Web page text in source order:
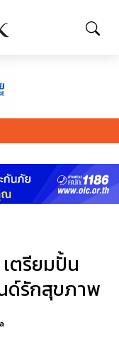
ตรียมปั้น
ด์รักสุขภาพ